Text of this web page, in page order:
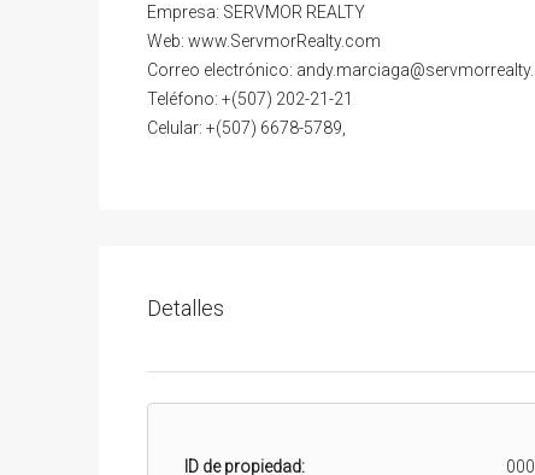
Empresa: SERVMOR REALTY
Web: www.ServmorRealty.com
Correo electrónico:
Teléfono: +(507) 202-21-21
Celular: +(507) 6678-5789,
Detalles
ID de propiedad: